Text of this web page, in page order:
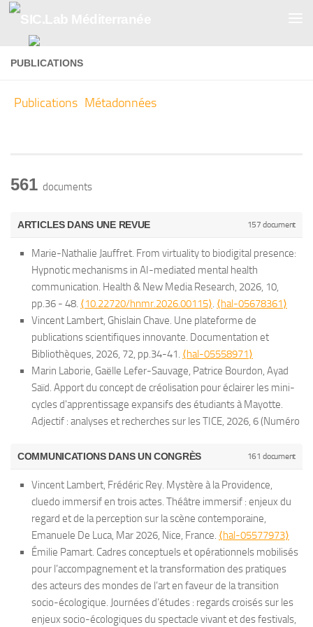
PUBLICATIONS
Publications Métadonnées
561 documents
ARTICLES DANS UNE REVUE 157 document
Marie-Nathalie Jauffret. From virtuality to biodigital presence:
Hypnotic mechanisms in AI-mediated mental health
communication. Health & New Media Research, 2026, 10,
pp.36 - 48. ⟨10.22720/hnmr.2026.00115⟩. ⟨hal-05678361⟩
Vincent Lambert, Ghislain Chave. Une plateforme de
publications scientifiques innovante. Documentation et
Bibliothèques, 2026, 72, pp.34-41. ⟨hal-05558971⟩
Marin Laborie, Gaëlle Lefer-Sauvage, Patrice Bourdon, Ayad
Saïd. Apport du concept de créolisation pour éclairer les mini-
cycles d'apprentissage expansifs des étudiants à Mayotte.
Adjectif : analyses et recherches sur les TICE, 2026, 6 (Numéro
Émilie Pamart, Maud Pélissier-Thieriot, Matina Magkou. Du
lieux culturels pour la transition socio-écologique.Culture et
Musées, 2026, 47, pp.105-131.⟨10.4000/16b1m⟩ .⟨hal-
05645653⟩
Vincent Lambert. La Parque et la Muse. La médiation des
antiques au service de la société égalitaire de demain.
Medicult, revista de mediere culturală, 2025, 4, pp.30-43.⟨hal-
05577343⟩
Vincent Lambert. La Parque & la Muse. La médiation des
antiques au service de la société égalitaire de demain.
COMMUNICATIONS DANS UN CONGRÈS 161 document
Vincent Lambert, Frédéric Rey. Mystère à la Providence,
cluedo immersif en trois actes. Théâtre immersif : enjeux du
regard et de la perception sur la scène contemporaine,
Emanuele De Luca, Mar 2026, Nice, France. ⟨hal-05577973⟩
Émilie Pamart. Cadres conceptuels et opérationnels mobilisés
pour l’accompagnement et la transformation des pratiques
des acteurs des mondes de l’art en faveur de la transition
socio-écologique. Journées d’études : regards croisés sur les
enjeux socio-écologiques du spectacle vivant et des festivals,